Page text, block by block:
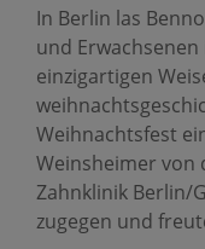
In Berlin las
und
einzigartigen
Weihnachtsfest
Weinsheimer
Zahnklinik Berlin/
zugegen und